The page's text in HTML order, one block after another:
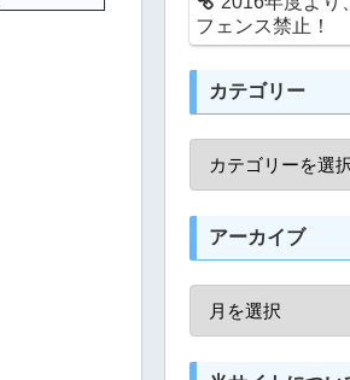
フェンス禁止！
カテゴリー
アーカイブ